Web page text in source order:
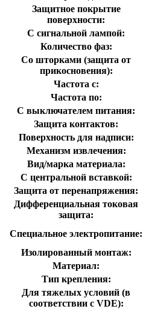
Защитное покрытие
поверхности:
С сигнальной лампой:
Количество фаз:
Со шторками (защита от
прикосновения):
Частота с:
Частота по:
С выключателем питания:
Защита контактов:
Поверхность для надписи:
Механизм извлечения:
Вид/марка материала:
С центральной вставкой:
Защита от перенапряжения:
Дифференциальная токовая
защита:
Cпециальное электропитание:
Изолированный монтаж:
Материал:
Тип крепления:
Для тяжелых условий (в
соответствии с VDE):